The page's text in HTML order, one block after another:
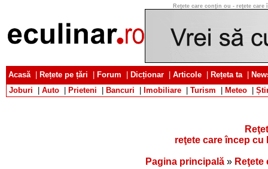
Reţete care conţin ou - reţete
Acasă| Rețete pe țări Forum Dicționar Articole Rețeta ta|
Joburi
Auto Prieteni Bancuri Imobiliare Turism Meteo
reţete care încep cu
Pagina principală » Reţete